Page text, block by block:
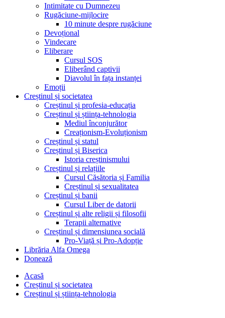
Intimitate cu Dumnezeu
Rugăciune-mijlocire
10 minute despre rugăciune
Devoțional
Vindecare
Eliberare
Cursul SOS
Eliberând captivii
Diavolul în fața instanței
Emoții
Creștinul și societatea
Creștinul și profesia-educația
Creștinul și știința-tehnologia
Mediul înconjurător
Creaționism-Evoluționism
Creștinul și statul
Creștinul și Biserica
Istoria creștinismului
Creștinul și relațiile
Cursul Căsătoria și Familia
Creștinul și sexualitatea
Creștinul și banii
Cursul Liber de datorii
Creștinul și alte religii și filosofii
Terapii alternative
Creștinul și dimensiunea socială
Pro-Viață și Pro-Adopție
Librăria Alfa Omega
Donează
Acasă
Creștinul și societatea
Creștinul și știința-tehnologia